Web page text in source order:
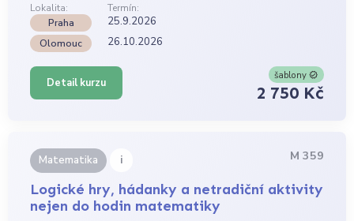
Lokalita:
Termín:
Praha
25.9.2026
Olomouc 26.10.2026
Detail kurzu
šablony
2 750 Kč
Matematika i M 359
Logické hry, hádanky a netradiční aktivity
nejen do hodin matematiky